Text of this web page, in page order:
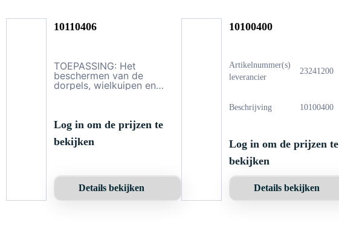
10110406
TOEPASSING: Het
beschermen van de
dorpels, wielkuipen en
volledig pvc-vrije
steenslagbescherming en
tevens een perfecte
De fabrieksoriginele
structuur kan hiermee
perfect worden
nagebootst.
Log in om de prijzen te
bekijken
Details bekijken
10100400
Artikelnummer(s)
leverancier
23241200
Beschrijving 10100400
Log in om de prijzen te
bekijken
Details bekijken